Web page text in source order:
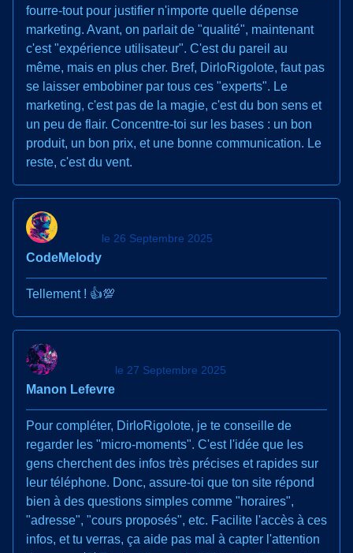
fourre-tout pour justifier n'importe quelle dépense
marketing. Avant, on parlait de "qualité", maintenant
c'est "expérience utilisateur". C'est du pareil au
même, mais en plus cher. Bref, DirloRigolote, faut pas
se laisser embobiner par tous ces "experts". Le
marketing, c'est pas de la magie, c'est du bon sens et
un peu de flair. Concentre-toi sur les bases : un bon
produit, un bon prix, et une bonne communication. Le
reste, c'est du vent.
CodeMelody
le 26 Septembre 2025
Tellement ! 👍💯
Manon Lefevre
le 27 Septembre 2025
Pour compléter, DirloRigolote, je te conseille de
regarder les "micro-moments". C'est l'idée que les
gens cherchent des infos très précises et rapides sur
leur téléphone. Donc, assure-toi que ton site répond
bien à des questions simples comme "horaires",
"adresse", "cours proposés", etc. Facilite l'accès à ces
infos, et tu verras, ça aide pas mal à capter l'attention